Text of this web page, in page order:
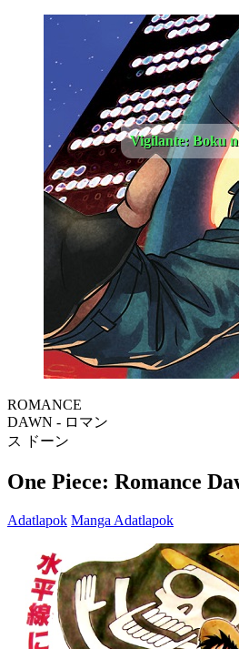
Vigilante: Boku
ROMANCE
DAWN - ロマン
ス ドーン
One Piece: Romance
Adatlapok Manga Adatlapok